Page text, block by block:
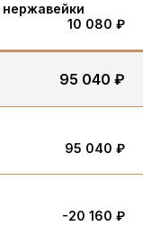
10 080 ₽
95 040 ₽
95 040 ₽
-20 160 ₽